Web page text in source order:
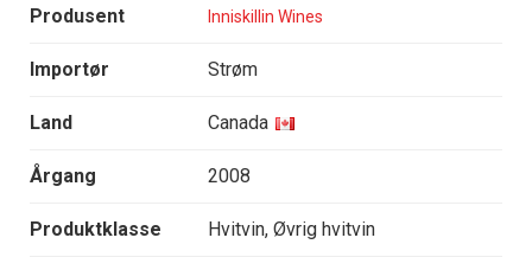
Produsent Inniskillin Wines
Importør Strøm
Land Canada
Årgang 2008
Produktklasse Hvitvin, Øvrig hvitvin